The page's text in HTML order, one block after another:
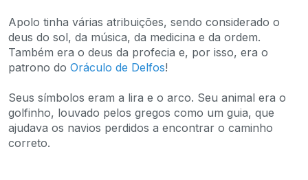
Apolo tinha várias atribuições, sendo considerado o
deus do sol, da música, da medicina e da ordem.
Também era o deus da profecia e, por isso, era o
patrono do Oráculo de Delfos!
Seus símbolos eram a lira e o arco. Seu animal era o
golfinho, louvado pelos gregos como um guia, que
ajudava os navios perdidos a encontrar o caminho
correto.